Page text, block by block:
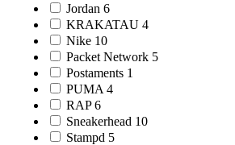
Jordan 6
KRAKATAU 4
Nike 10
Packet Network 5
Postaments 1
PUMA 4
RAP 6
Sneakerhead 10
Stampd 5